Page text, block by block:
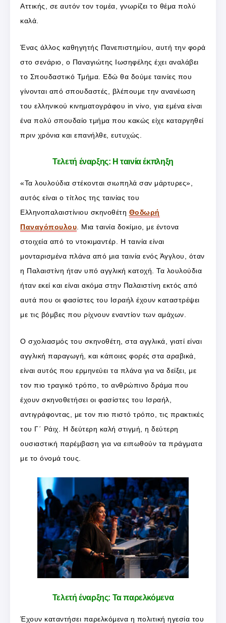
Αττικής, σε αυτόν τον τομέα, γνωρίζει το θέμα πολύ
καλά.
Ένας άλλος καθηγητής Πανεπιστημίου, αυτή την φορά
στο σενάριο, ο Παναγιώτης Ιωσηφέλης έχει αναλάβει
το Σπουδαστικό Τμήμα. Εδώ θα δούμε ταινίες που
γίνονται από σπουδαστές, βλέπουμε την ανανέωση
του ελληνικού κινηματογράφου in vivo, για εμένα είναι
ένα πολύ σπουδαίο τμήμα που κακώς είχε καταργηθεί
πριν χρόνια και επανήλθε, ευτυχώς.
Τελετή έναρξης: Η ταινία έκπληξη
«Τα λουλούδια στέκονται σιωπηλά σαν μάρτυρες»,
αυτός είναι ο τίτλος της ταινίας του
Ελληνοπαλαιστίνιου σκηνοθέτη Θοδωρή
Παναγόπουλου . Μια ταινία δοκίμιο, με έντονα
στοιχεία από το ντοκιμαντέρ. Η ταινία είναι
μονταρισμένα πλάνα από μια ταινία ενός Άγγλου, όταν
η Παλαιστίνη ήταν υπό αγγλική κατοχή. Τα λουλούδια
ήταν εκεί και είναι ακόμα στην Παλαιστίνη εκτός από
αυτά που οι φασίστες του Ισραήλ έχουν καταστρέψει
με τις βόμβες που ρίχνουν εναντίον των αμάχων.
Ο σχολιασμός του σκηνοθέτη, στα αγγλικά, γιατί είναι
αγγλική παραγωγή, και κάποιες φορές στα αραβικά,
είναι αυτός που ερμηνεύει τα πλάνα για να δείξει, με
τον πιο τραγικό τρόπο, το ανθρώπινο δράμα που
έχουν σκηνοθετήσει οι φασίστες του Ισραήλ,
αντιγράφοντας, με τον πιο πιστό τρόπο, τις πρακτικές
του Γ΄ Ράιχ. Η δεύτερη καλή στιγμή, η δεύτερη
ουσιαστική παρέμβαση για να ειπωθούν τα πράγματα
με το όνομά τους.
Τελετή έναρξης: Τα παρελκόμενα
Έχουν καταντήσει παρελκόμενα η πολιτική ηγεσία του